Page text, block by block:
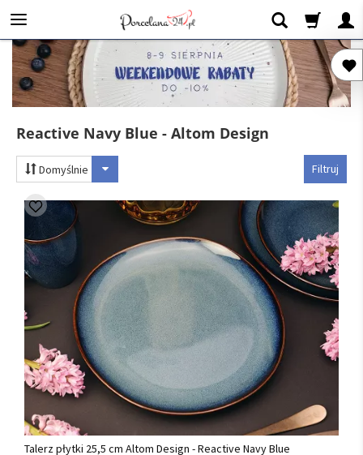
Reactive Navy Blue - Altom Design
Filtruj
Domyślnie
Talerz płytki 25,5 cm Altom Design - Reactive Navy Blue